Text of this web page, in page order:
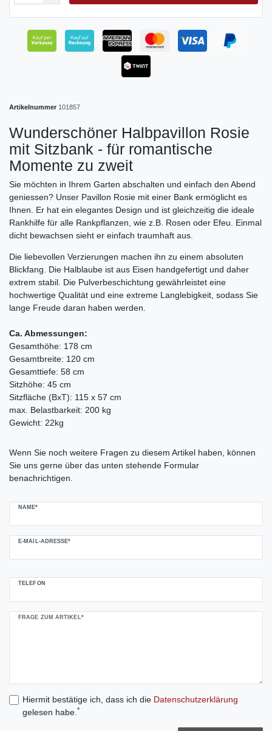
Artikelnummer 101857
Wunderschöner Halbpavillon Rosie
mit Sitzbank - für romantische
Momente zu zweit
Sie möchten in Ihrem Garten abschalten und einfach den Abend
geniessen? Unser Pavillon Rosie mit einer Bank ermöglicht es
Ihnen. Er hat ein elegantes Design und ist gleichzeitig die ideale
Rankhilfe für alle Rankpflanzen, wie z.B. Rosen oder Efeu. Einmal
dicht bewachsen sieht er einfach traumhaft aus.
Die liebevollen Verzierungen machen ihn zu einem absoluten
Blickfang. Die Halblaube ist aus Eisen handgefertigt und daher
extrem stabil. Die Pulverbeschichtung gewährleistet eine
hochwertige Qualität und eine extreme Langlebigkeit, sodass Sie
lange Freude daran haben werden.
Ca. Abmessungen:
Gesamthöhe: 178 cm
Gesamtbreite: 120 cm
Gesamttiefe: 58 cm
Sitzhöhe: 45 cm
Sitzfläche (BxT): 115 x 57 cm
max. Belastbarkeit: 200 kg
Gewicht: 22kg
Wenn Sie noch weitere Fragen zu diesem Artikel haben, können
Sie uns gerne über das unten stehende Formular
benachrichtigen.
NAME*
E-MAIL-ADRESSE*
TELEFON
FRAGE ZUM ARTIKEL*
Hiermit bestätige ich, dass ich die Daten­schutz­erklärung
gelesen habe. *